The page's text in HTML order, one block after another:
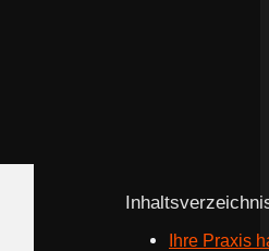
Ihre Praxis